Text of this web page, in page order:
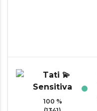
100 %